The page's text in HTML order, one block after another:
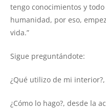
tengo conocimientos y
humanidad, por eso,
vida.”
Sigue preguntándote:
¿Qué utilizo de mi
¿Cómo lo hago?, desde la